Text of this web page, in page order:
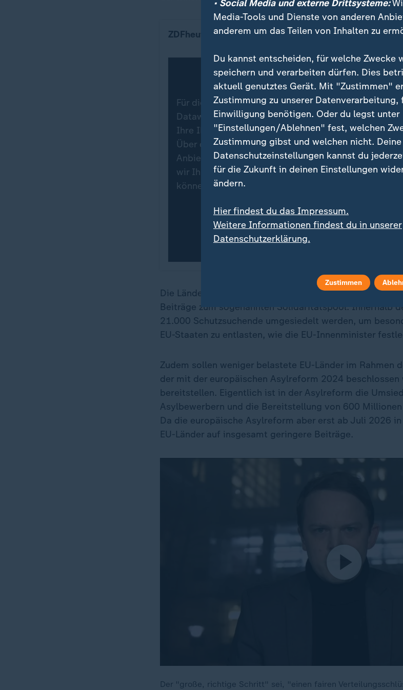
So viele Flüchtlinge leben in Deutschland
ZDFheute Infografik
Ein Klick für den
Für die Darstellung von ZDFheute Infografiken
Datawrapper. Erst wenn Sie hier klicken, werden
Ihre IP-Adresse wird dabei an externe Server von
Über den Datenschutz von Datawrapper können Sie
Anbieters informieren. Um Ihre künftigen Besuche
wir Ihre Zustimmung in den
können Sie im Bereich „Meine News“ jederzeit
Infografiken anzeigen
Datenschutzeinstellungen anpassen
Die Länder einigten sich zudem auf die Verteilung von
Beiträge zum sogenannten Solidaritätspool. Innerhalb
21.000 Schutzsuchende umgesiedelt werden, um
EU-Staaten zu entlasten, wie die EU-Innenminister
Zudem sollen weniger belastete EU-Länder im Rahmen
der mit der europäischen Asylreform 2024
bereitstellen. Eigentlich ist in der Asylreform die
Asylbewerbern und die Bereitstellung von 600
Da die europäische Asylreform aber erst ab Juli 2026
EU-Länder auf insgesamt geringere Beiträge.
Der "große, richtige Schritt" sei, "einen fairen
• Social Media und externe Drittsysteme:
Media-Tools und Dienste von anderen
anderem um das Teilen von Inhalten zu
Du kannst entscheiden, für welche Zwecke
speichern und verarbeiten dürfen. Dies
aktuell genutztes Gerät. Mit "Zustimmen"
Zustimmung zu unserer Datenverarbeitung,
Einwilligung benötigen. Oder du legst unter
"Einstellungen/Ablehnen" fest, welchen
Zustimmung gibst und welchen nicht. Deine
Datenschutzeinstellungen kannst du
für die Zukunft in deinen Einstellungen
ändern.
Hier findest du das Impressum.
Weitere Informationen findest du in unserer
Datenschutzerklärung.
Zustimmen